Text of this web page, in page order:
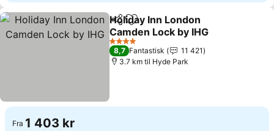
Del Legg til i favoritter
Holiday Inn London
Camden Lock by IHG
4 Stjerner
8,7 Fantastisk
11 421
3.7 km til Hyde Park
Fra 1 403 kr